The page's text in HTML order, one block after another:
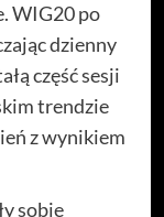
WIG20 po
dzienny
część sesji
trendzie
z wynikiem
sobie